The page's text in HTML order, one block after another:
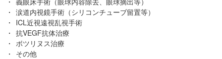
涙道内視鏡手術（シリコンチューブ留置等）
ICL近視遠視乱視手術
抗VEGF抗体治療
ボツリヌス治療
その他